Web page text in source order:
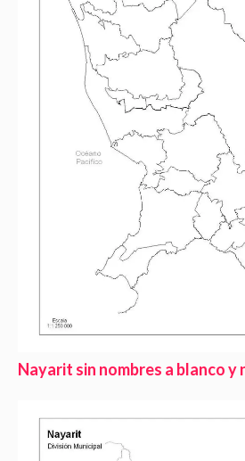
Nayarit sin nombres a blanco y